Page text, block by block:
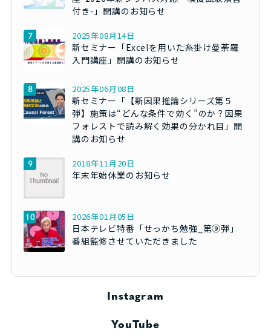
付き-」開講のお知らせ
2025年08月14日
新セミナー「Excelを用いた糸掛け曼荼羅
入門講座」開講のお知らせ
2025年06月08日
新セミナー「【新因果推論シリーズ第５
弾】施策は“どんな条件で効く”のか？因果
フォレストで読み解く効果の分かれ目」開
講のお知らせ
2018年11月20日
年末年始休業のお知らせ
2026年01月05日
日本テレビ特番「せっかち勉強_第⑨弾」
番組監修させていただきました
Instagram
YouTube